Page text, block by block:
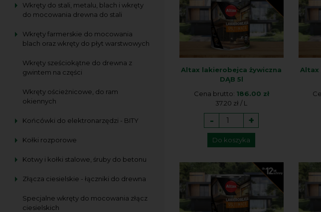
Wkręty do stali, metalu, blach i wkręty
do mocowania drewna do stali
Wkręty farmerskie do mocowania
blach oraz wkręty do płyt warstwowych
Wkręty sześciokątne do drewna z
gwintem na części
Wkręty ościeżnicowe, do ram
okiennych
Końcówki do elektronarzędzi - BITY
Kołki rozporowe
Kotwy i kołki stalowe, śruby do betonu
Złącza ciesielskie - łączniki do drewna
Specjalne wkręty do mocowania złącz
ciesielskich
Altax lakierobejca żywiczna
DĄB 5l
Cena brutto: 186.00 zł
37.20 zł / L
- +
Do koszyka
Altax